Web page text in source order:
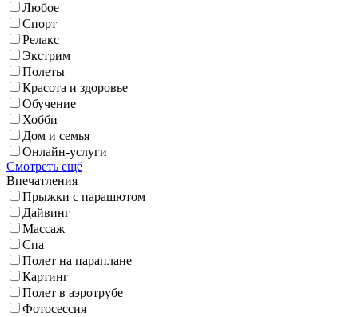
Любое
Спорт
Релакс
Экстрим
Полеты
Красота и здоровье
Обучение
Хобби
Дом и семья
Онлайн-услуги
Смотреть ещё
Впечатления
Прыжки с парашютом
Дайвинг
Массаж
Спа
Полет на параплане
Картинг
Полет в аэротрубе
Фотосессия